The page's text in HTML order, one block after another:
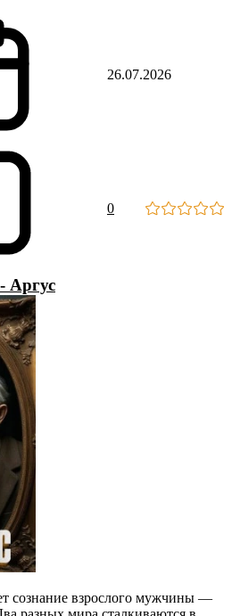
26.07.2026
0
Аргус
сознание взрослого мужчины —